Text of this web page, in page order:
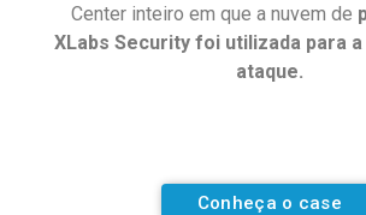
Center inteiro em que a nuvem de
XLabs Security foi utilizada para
ataque.
Conheça o case